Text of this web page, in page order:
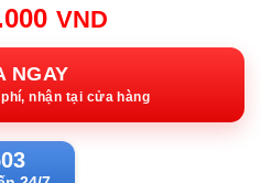
VND
hiện
NGAY
nhận tại cửa hàng